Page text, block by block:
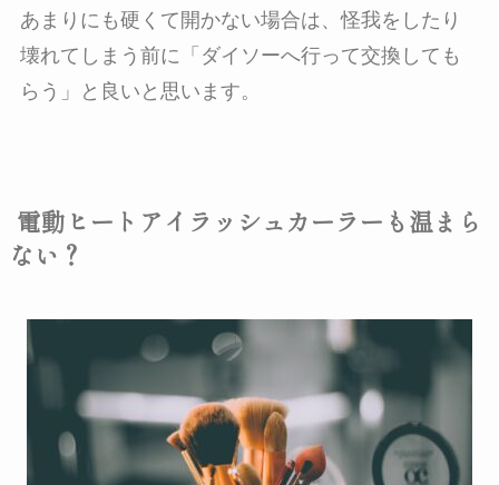
あまりにも硬くて開かない場合は、怪我をしたり
壊れてしまう前に「 ダイソーへ行って交換しても
らう 」と良いと思います。
電動ヒートアイラッシュカーラーも温まら
ない？